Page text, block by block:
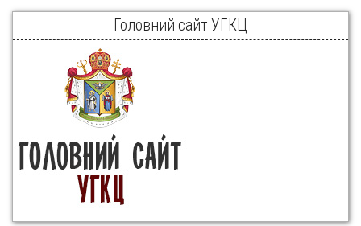
Головний сайт УГКЦ